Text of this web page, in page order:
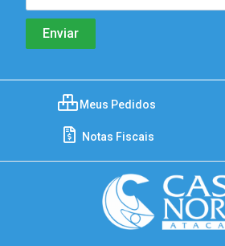
Meus Pedidos
Notas Fiscais